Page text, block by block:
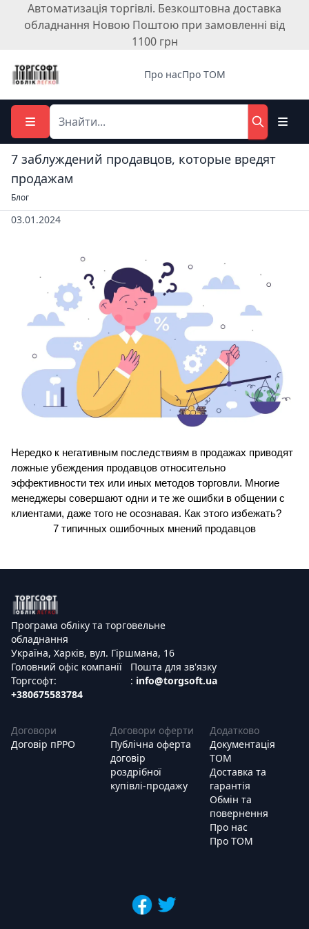
Автоматизація торгівлі. Безкоштовна доставка
обладнання Новою Поштою при замовленні від
1100 грн
Про насПро ТОМ
7 заблуждений продавцов, которые вредят
продажам
Блог
03.01.2024
Нередко к негативным последствиям в продажах приводят
ложные убеждения продавцов относительно
эффективности тех или иных методов торговли. Многие
менеджеры совершают одни и те же ошибки в общении с
клиентами, даже того не осознавая. Как этого избежать?
7 типичных ошибочных мнений продавцов
Програма обліку та торговельне
обладнання
Україна, Харків, вул. Гіршмана, 16
Головний офіс компанії
Торгсофт:
+380675583784
Пошта для зв'язку
: info@torgsoft.ua
Договори
Договір пРРО
Договори оферти
Публічна оферта
договір
роздрібної
купівлі-продажу
Додатково
Документація
ТОМ
Доставка та
гарантія
Обмін та
повернення
Про нас
Про ТОМ